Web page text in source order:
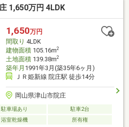
1,650万円 4LDK
1,650万円
間取り 4LDK
建物面積105.16m2
土地面積139.38m2
築年月 1991年3月(築35年6ヶ月)
ＪＲ姫新線 院庄駅 徒歩14分
岡山県津山市院庄
駐車場あり
駐車2台
浴室乾燥機 所有権